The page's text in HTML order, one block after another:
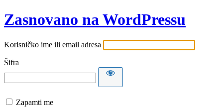
Zasnovano na WordPressu
Korisničko ime ili email adresa
Šifra
Zapamti me